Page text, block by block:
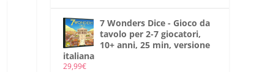
7 Wonders Dice - Gioco da
tavolo per 2-7 giocatori,
10+ anni, 25 min, versione
italiana
29,99€